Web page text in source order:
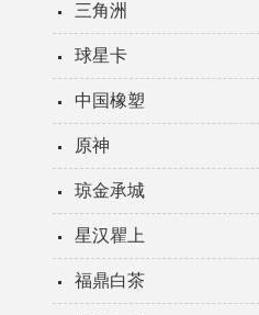
三角洲
球星卡
中国橡塑
原神
琼金承城
星汉瞿上
福鼎白茶